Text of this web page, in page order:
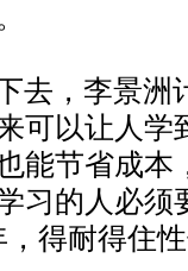
去，李景洲
可以让人
能节省成本
习的人必须
得耐得住